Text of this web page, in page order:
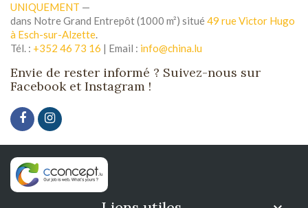
UNIQUEMENT —
dans Notre Grand Entrepôt (1000 m²) situé 49 rue Victor Hugo
à Esch-sur-Alzette.
Tél. : +352 46 73 16 | Email : info@china.lu
Envie de rester informé ? Suivez-nous sur
Facebook et Instagram !